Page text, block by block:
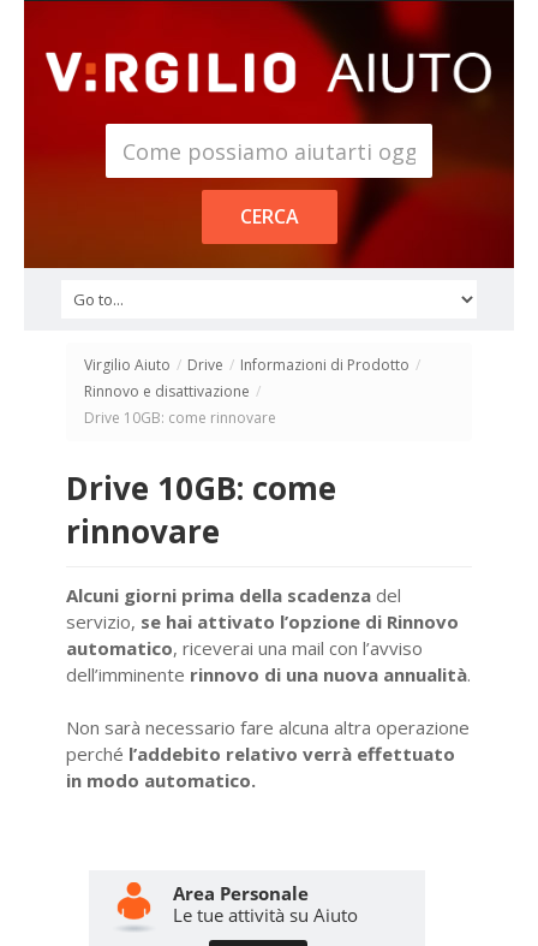
Virgilio Aiuto / Drive / Informazioni di Prodotto /
Rinnovo e disattivazione /
Drive 10GB: come rinnovare
Drive 10GB: come
rinnovare
Alcuni giorni prima della scadenza del
servizio, se hai attivato l’opzione di Rinnovo
automatico, riceverai una mail con l’avviso
dell’imminente rinnovo di una nuova annualità.
Non sarà necessario fare alcuna altra operazione
perché l’addebito relativo verrà effettuato
in modo automatico.